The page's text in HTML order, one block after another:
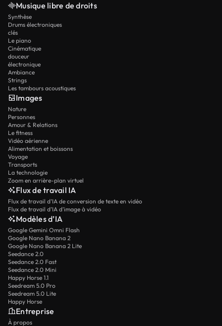
Musique libre de droits
Synthèse
Drums électroniques
clés
Le piano
Cinématique
douceur
électronique
Ambiance
Strings
Les tambours acoustiques
Images
Nature
Personnes
Amour & Relations
Le fitness
Vidéo aérienne
Alimentation et boissons
Voyage
Transports
La technologie
Zoom en arrière-plan virtuel
Flux de travail IA
Flux de travail d’IA de conversion de texte en vidéo
Flux de travail d’IA d’image à vidéo
Modèles d’IA
Google Gemini Omni Flash
Google Nano Banana 2
Google Nano Banana 2 Lite
Seedance 2.0
Seedance 2.0 Fast
Seedance 2.0 Mini
Happy Horse 1.1
Seedream 5.0 Pro
Seedream 5.0 Lite
Happy Horse
Entreprise
À propos